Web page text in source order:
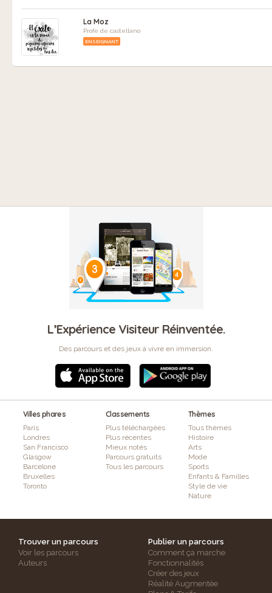
La Moz
Profe de castellano
ENSEIGNANT
L’Expérience Visiteur Réinventée.
Des parcours et des jeux à vivre en immersion.
Villes phares
Paris
Londres
San Francisco
Glasgow
Barcelone
Bruxelles
Toronto
Classements
Plus téléchargées
Plus récentes
Mieux notés
Parcours gratuits
Tous les parcours
Thèmes
Tous thèmes
Histoire
Arts
Mode
Sports
Enfants & Familles
Style de vie
Nature
Trouver un parcours
Voir les parcours
Auteurs
Publier un parcours
Comment ça marche
Fonctionnalités
Créer des jeux
Réalité Augmentée